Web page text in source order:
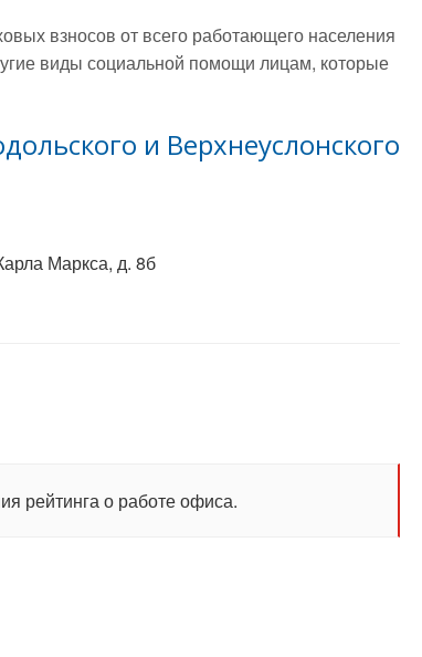
взносов от всего работающего населения
виды социальной помощи лицам, которые
и Верхнеуслонского
Маркса, д. 8б
рейтинга о работе офиса.